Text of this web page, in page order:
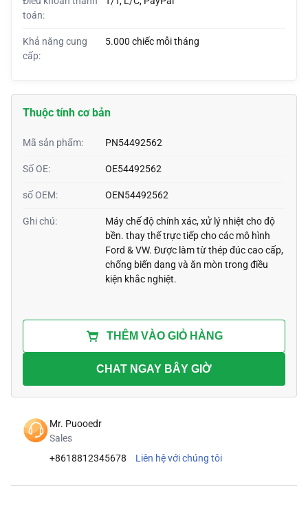
toán:
Khả năng cung
cấp:
5.000 chiếc mỗi tháng
Thuộc tính cơ bản
Mã sản phẩm: PN54492562
Số OE: OE54492562
số OEM: OEN54492562
Ghi chú:
Máy chế độ chính xác, xử lý nhiệt cho độ
bền. thay thế trực tiếp cho các mô hình
Ford & VW. Được làm từ thép đúc cao cấp,
chống biến dạng và ăn mòn trong điều
kiện khắc nghiệt.
THÊM VÀO GIỎ HÀNG
CHAT NGAY BÂY GIỜ
Mr. Puooedr
Sales
+8618812345678
Liên hệ với chúng tôi